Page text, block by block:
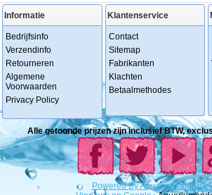
Informatie
Bedrijfsinfo
Verzendinfo
Retourneren
Algemene
Voorwaarden
Privacy Policy
Klantenservice
Contact
Sitemap
Fabrikanten
Klachten
Betaalmethodes
Alle getoonde prijzen zijn inclusief BTW,
PoweredBy